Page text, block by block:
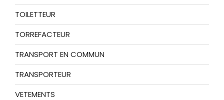
TOILETTEUR
TORREFACTEUR
TRANSPORT EN COMMUN
TRANSPORTEUR
VETEMENTS